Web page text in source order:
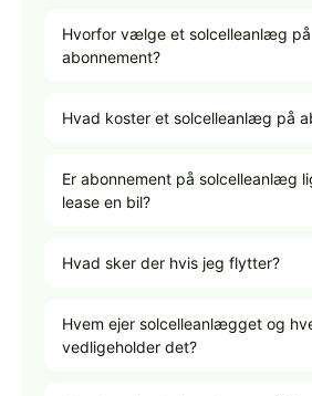
Hvorfor vælge et solcelleanlæg på
abonnement?
Hvad koster et solcelleanlæg på
Er abonnement på solcelleanlæg
lease en bil?
Hvad sker der hvis jeg flytter?
Hvem ejer solcelleanlægget og
vedligeholder det?